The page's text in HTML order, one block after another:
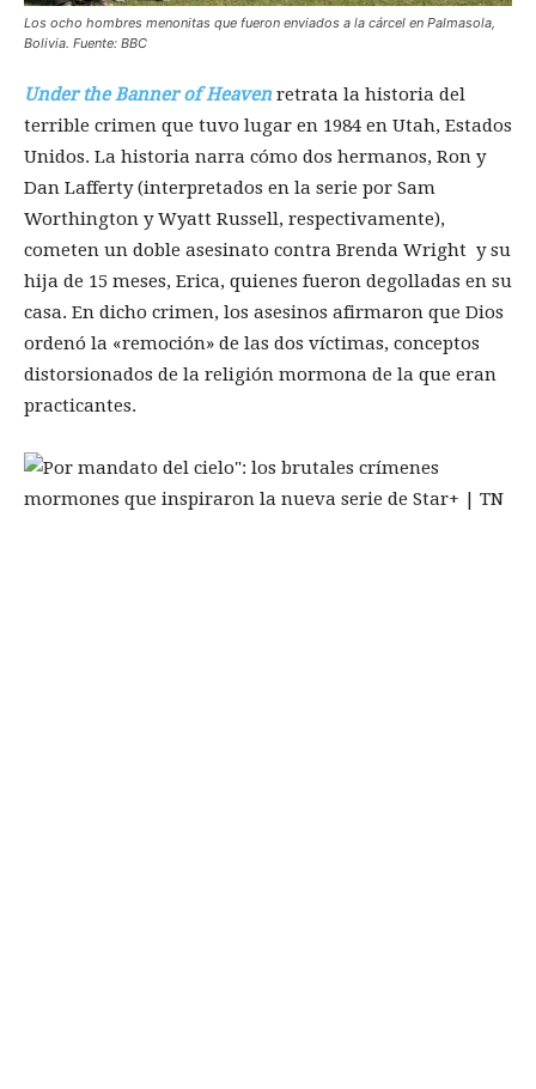
Los ocho hombres menonitas que fueron enviados a la cárcel en Palmasola,
Bolivia. Fuente: BBC
Under the Banner of Heaven retrata la historia del
terrible crimen que tuvo lugar en 1984 en Utah, Estados
Unidos. La historia narra cómo dos hermanos, Ron y
Dan Lafferty (interpretados en la serie por Sam
Worthington y Wyatt Russell, respectivamente),
cometen un doble asesinato contra Brenda Wright y su
hija de 15 meses, Erica, quienes fueron degolladas en su
casa. En dicho crimen, los asesinos afirmaron que Dios
ordenó la «remoción» de las dos víctimas, conceptos
distorsionados de la religión mormona de la que eran
practicantes.